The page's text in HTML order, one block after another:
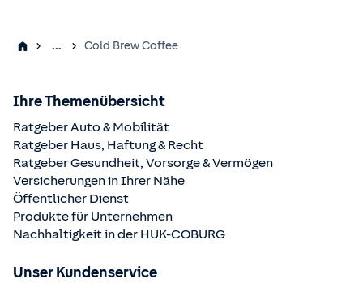
... Cold Brew Coffee
Ihre Themenübersicht
Ratgeber Auto & Mobilität
Ratgeber Haus, Haftung & Recht
Ratgeber Gesundheit, Vorsorge & Vermögen
Versicherungen in Ihrer Nähe
Öffentlicher Dienst
Produkte für Unternehmen
Nachhaltigkeit in der HUK-COBURG
Unser Kundenservice